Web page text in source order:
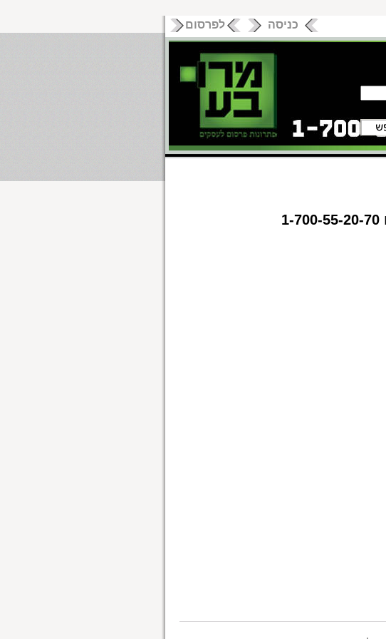
לפרסום כניסה